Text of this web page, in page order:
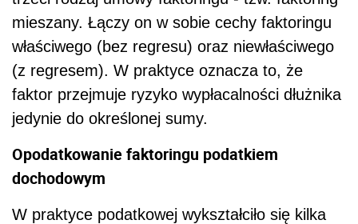
mieszany. Łączy on w sobie cechy faktoringu
właściwego (bez regresu) oraz niewłaściwego
(z regresem). W praktyce oznacza to, że
faktor przejmuje ryzyko wypłacalności dłużnika
jedynie do określonej sumy.
Opodatkowanie faktoringu podatkiem
dochodowym
W praktyce podatkowej wykształciło się kilka